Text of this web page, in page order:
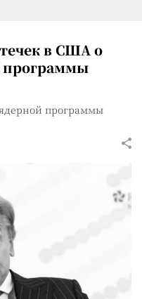
в США о
программы
программы